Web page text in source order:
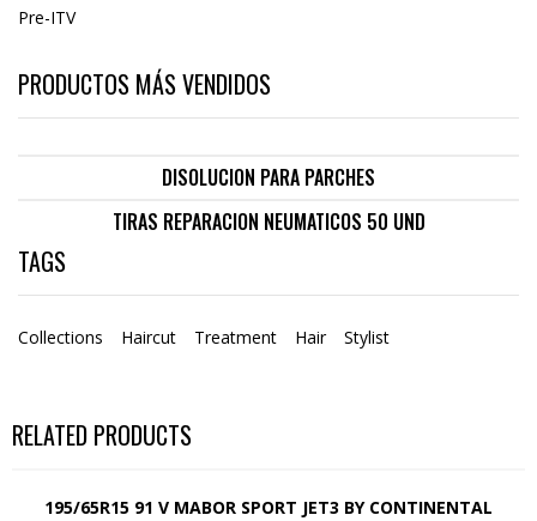
Pre-ITV
PRODUCTOS MÁS VENDIDOS
DISOLUCION PARA PARCHES
TIRAS REPARACION NEUMATICOS 50 UND
TAGS
Collections Haircut Treatment Hair Stylist
RELATED PRODUCTS
195/65R15 91 V MABOR SPORT JET3 BY CONTINENTAL